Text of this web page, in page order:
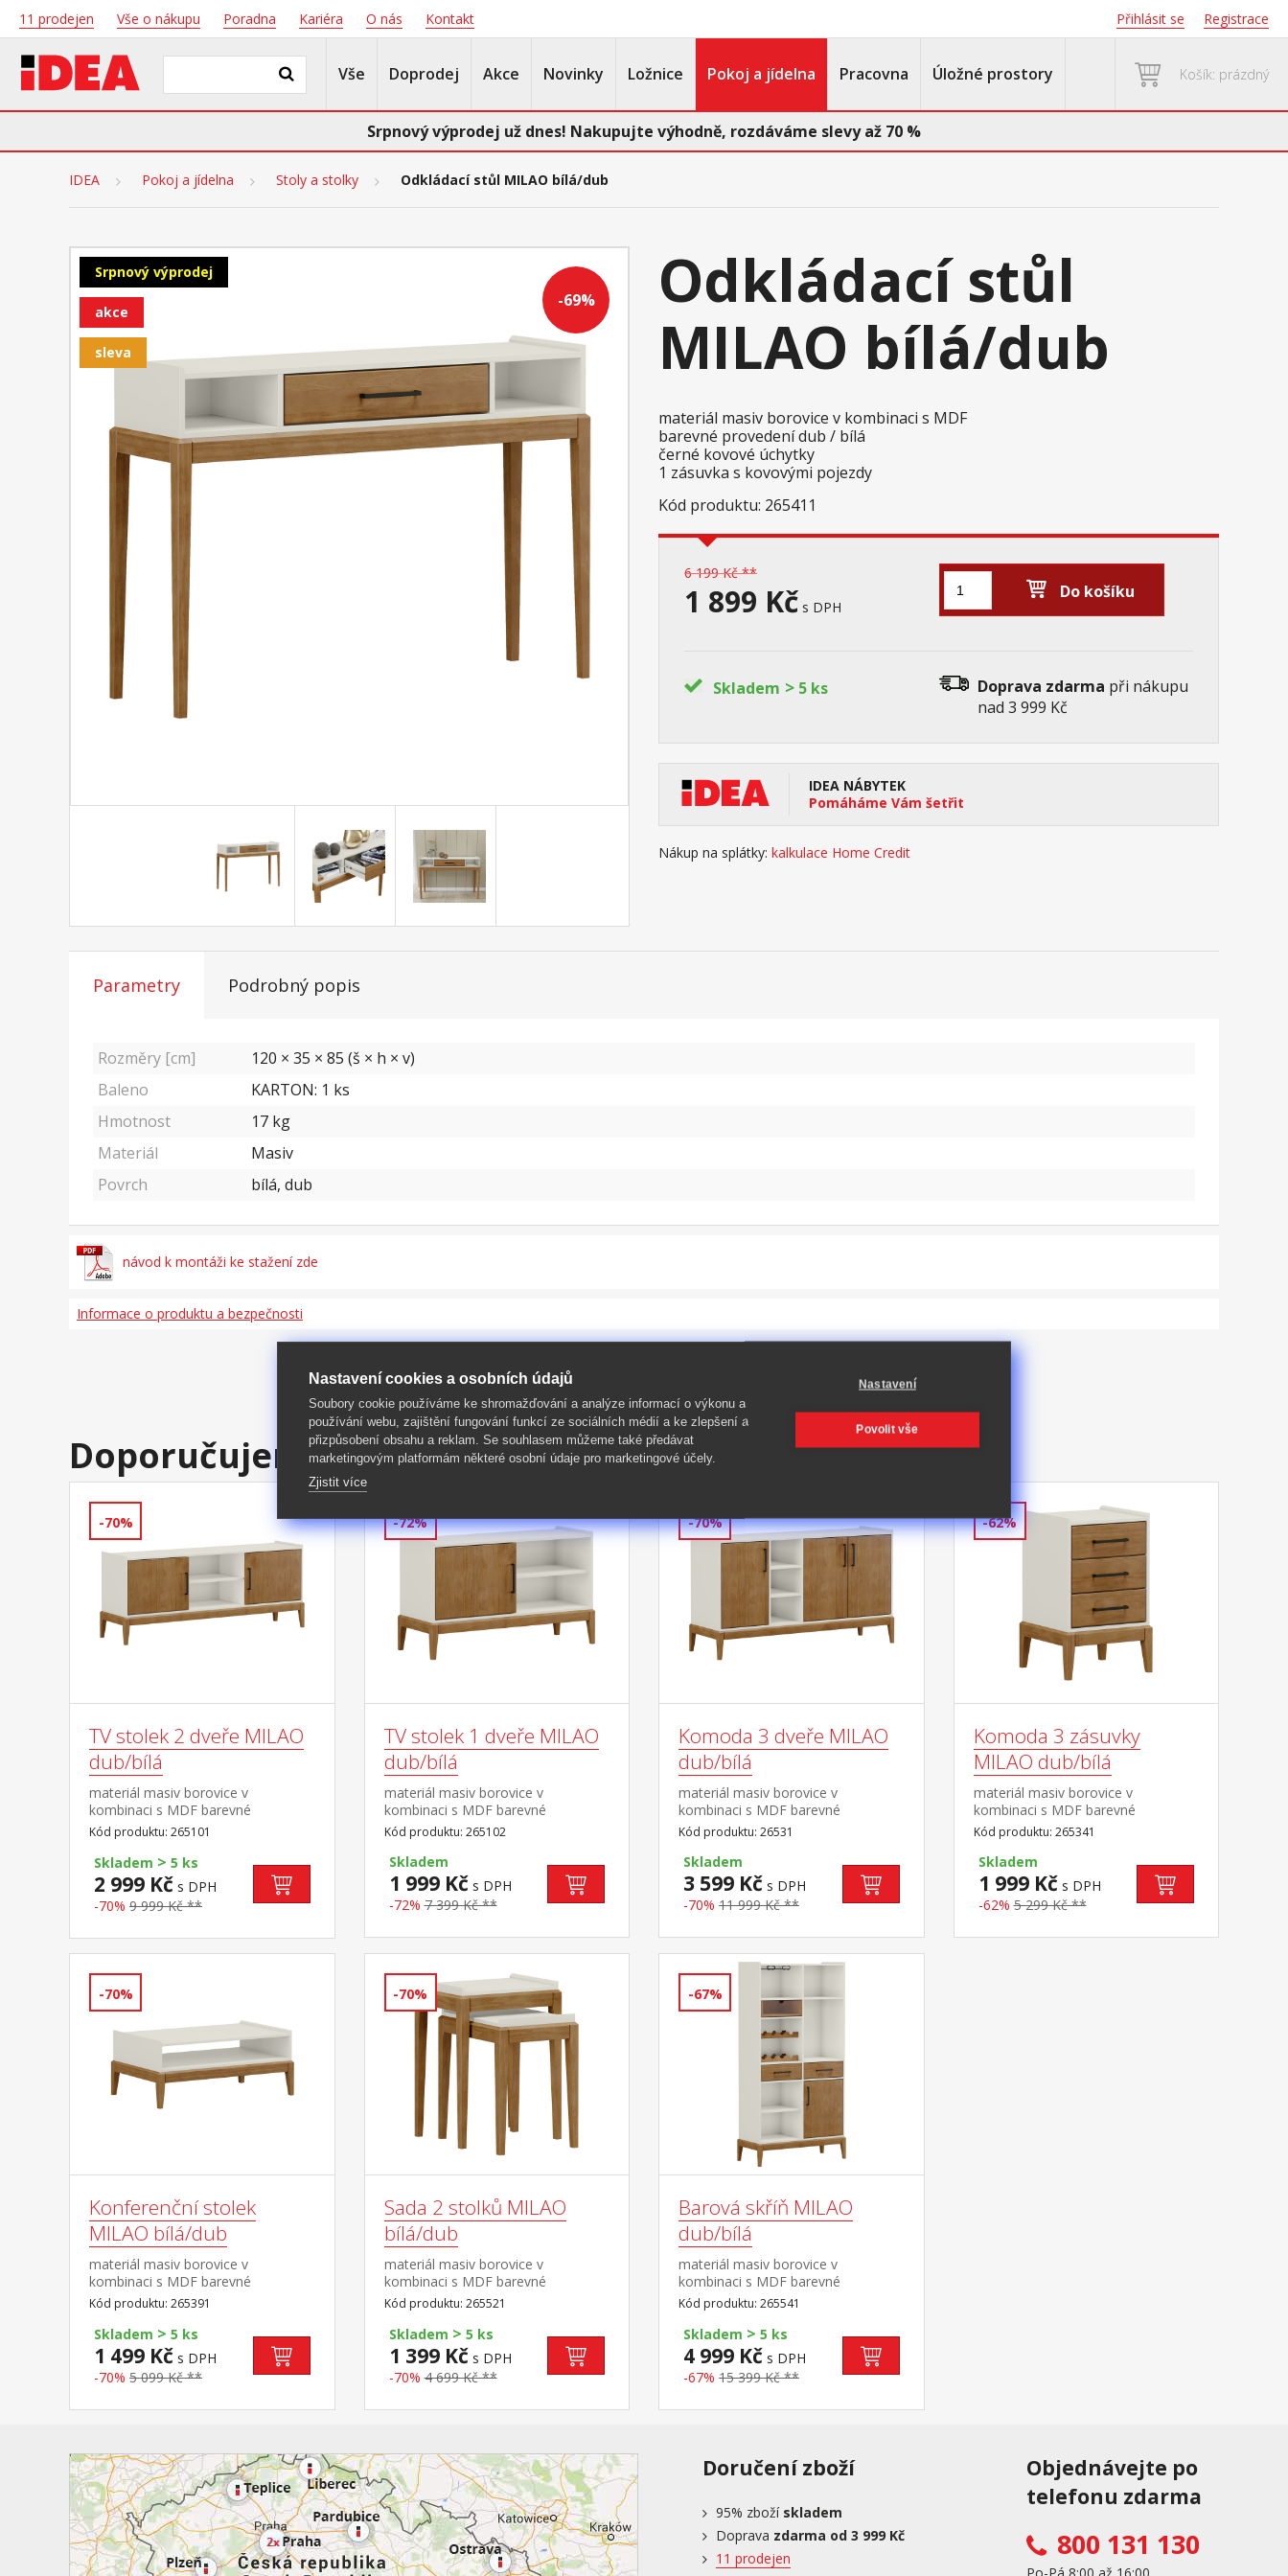
11 prodejen Vše o nákupu Poradna Kariéra O nás Kontakt Přihlásit se Registrace
Vše Doprodej Akce Novinky Ložnice Pokoj a jídelna Pracovna Úložné prostory Košík: prázdný
Srpnový výprodej už dnes! Nakupujte výhodně, rozdáváme slevy až 70 %
IDEA Pokoj a jídelna Stoly a stolky Odkládací stůl MILAO bílá/dub
-69%
Srpnový výprodej
akce
sleva
Odkládací stůl
MILAO bílá/dub
materiál masiv borovice v kombinaci s MDF
barevné provedení dub / bílá
černé kovové úchytky
1 zásuvka s kovovými pojezdy
Kód produktu: 265411
6 199 Kč **
1 899 Kč s DPH
Do košíku
Skladem > 5 ks Doprava zdarma při nákupu
nad 3 999 Kč
IDEA NÁBYTEK
Pomáháme Vám šetřit
Nákup na splátky: kalkulace Home Credit
Parametry Podrobný popis
Rozměry [cm]
120 × 35 × 85 (š × h × v)
Baleno
KARTON: 1 ks
Hmotnost
17 kg
Materiál
Masiv
Povrch
bílá, dub
návod k montáži ke stažení zde
Informace o produktu a bezpečnosti
Doporučujeme
-70%
TV stolek 2 dveře MILAO
dub/bílá
materiál masiv borovice v
kombinaci s MDF barevné
provedení dub / bílá černé kovové
úchytky 2 dvířka, 1 police
Kód produktu: 265101
Skladem > 5 ks
2 999 Kč s DPH
-70% 9 999 Kč **
-72%
TV stolek 1 dveře MILAO
dub/bílá
materiál masiv borovice v
kombinaci s MDF barevné
provedení dub / bílá černé kovové
úchytky 1 dvířka, 1 police
Kód produktu: 265102
Skladem
1 999 Kč s DPH
-72% 7 399 Kč **
-70%
Komoda 3 dveře MILAO
dub/bílá
materiál masiv borovice v
kombinaci s MDF barevné
provedení dub / bílá černé kovové
úchytky 3 dvířka, 2 police
Kód produktu: 26531
Skladem
3 599 Kč s DPH
-70% 11 999 Kč **
-62%
Komoda 3 zásuvky
MILAO dub/bílá
materiál masiv borovice v
kombinaci s MDF barevné
provedení dub / bílá černé kovové
úchytky 3 zásuvky s kovovými
pojezdy
Kód produktu: 265341
Skladem
1 999 Kč s DPH
-62% 5 299 Kč **
-70%
Konferenční stolek
MILAO bílá/dub
materiál masiv borovice v
kombinaci s MDF barevné
provedení dub / bílá 1 otevřená
police
Kód produktu: 265391
Skladem > 5 ks
1 499 Kč s DPH
-70% 5 099 Kč **
-70%
Sada 2 stolků MILAO
bílá/dub
materiál masiv borovice v
kombinaci s MDF barevné
provedení dub / bílá rozměr velkého
stolku (š/h/v) 45 × 45 × 61,5
cm rozměr menšího stolku (š/h/v)
35 × 45 × 51 cm
Kód produktu: 265521
Skladem > 5 ks
1 399 Kč s DPH
-70% 4 699 Kč **
-67%
Barová skříň MILAO
dub/bílá
materiál masiv borovice v
kombinaci s MDF barevné
provedení dub / bílá černé kovové
úchytky 1 dvířka, 2 zásuvky s
kovovými pojezdy 2 police na
uložení vína 2 kovové držáky k
uchycení sklenic na víno 1 prosklená
zásuvka, 2 police
Kód produktu: 265541
Skladem > 5 ks
4 999 Kč s DPH
-67% 15 399 Kč **
Doručení zboží
95% zboží skladem
Doprava zdarma od 3 999 Kč
11 prodejen
Objednávejte po
telefonu zdarma
800 131 130
Nastavení cookies a osobních údajů
Soubory cookie používáme ke shromažďování a analýze informací o výkonu a
používání webu, zajištění fungování funkcí ze sociálních médií a ke zlepšení a
přizpůsobení obsahu a reklam. Se souhlasem můžeme také předávat
marketingovým platformám některé osobní údaje pro marketingové účely.
Zjistit více
Nastavení
Povolit vše